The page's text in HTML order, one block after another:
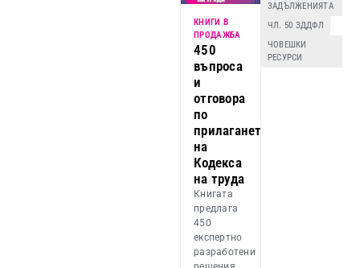
КНИГИ В
ПРОДАЖБА
450
въпроса
и
отговора
по
прилагането
на
Кодекса
на труда
Книгата
предлага
450
експертно
разработени
ЗАДЪЛЖЕНИЯТА
ЧЛ. 50 ЗДДФЛ
ЧОВЕШКИ
РЕСУРСИ